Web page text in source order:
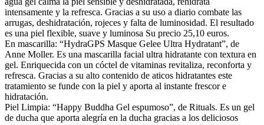
intensamente y la refresca. Gracias a su uso a diario combate las
arrugas, deshidratación, rojeces y falta de luminosidad. El resultado
es una piel flexible, suave y luminosa Su precio 25,10 euros.
En mascarilla: “HydraGPS Masque Gelee Ultra Hydratant”, de
Anne Moller. Es una mascarilla facial ultra hidratante con textura en
gel. Enriquecida con un cóctel de vitaminas revitaliza, reconforta y
refresca. Gracias a su alto contenido de aticos hidratantes este
tratamiento se funde con la piel y aporta al instante frescor e
hidratación.
Piel Limpia: “Happy Buddha Gel espumoso”, de Rituals. Es un gel
de ducha que aporta alegría en la ducha gracias a los deliciosos